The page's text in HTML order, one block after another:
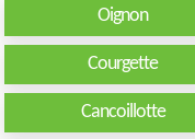
Oignon
Courgette
Cancoillotte